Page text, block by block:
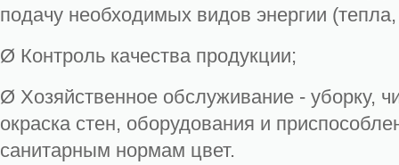
подачу необходимых видов энергии (тепла,
Ø Контроль качества продукции;
Ø Хозяйственное обслуживание - уборку,
окраска стен, оборудования и
санитарным нормам цвет.